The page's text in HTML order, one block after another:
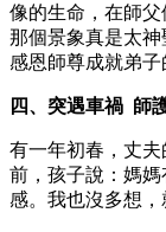
像的生命，在師父
那個景象真是太神
感恩師尊成就弟子
四、突遇車禍 師
有一年初春，丈
前，孩子說：媽
感。我也沒多想，